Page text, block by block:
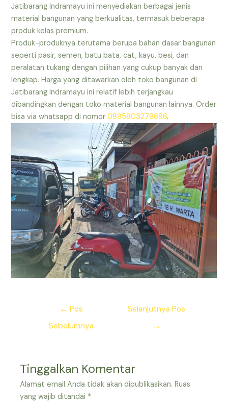
Jatibarang Indramayu ini menyediakan berbagai jenis
material bangunan yang berkualitas, termasuk beberapa
produk kelas premium.
Produk-produknya terutama berupa bahan dasar bangunan
seperti pasir, semen, batu bata, cat, kayu, besi, dan
peralatan tukang dengan pilihan yang cukup banyak dan
lengkap. Harga yang ditawarkan oleh toko bangunan di
Jatibarang Indramayu ini relatif lebih terjangkau
dibandingkan dengan toko material bangunan lainnya. Order
bisa via whatsapp di nomor0895803279696.
← Pos
Sebelumnya
Selanjutnya Pos
→
Tinggalkan Komentar
Alamat email Anda tidak akan dipublikasikan. Ruas
yang wajib ditandai *